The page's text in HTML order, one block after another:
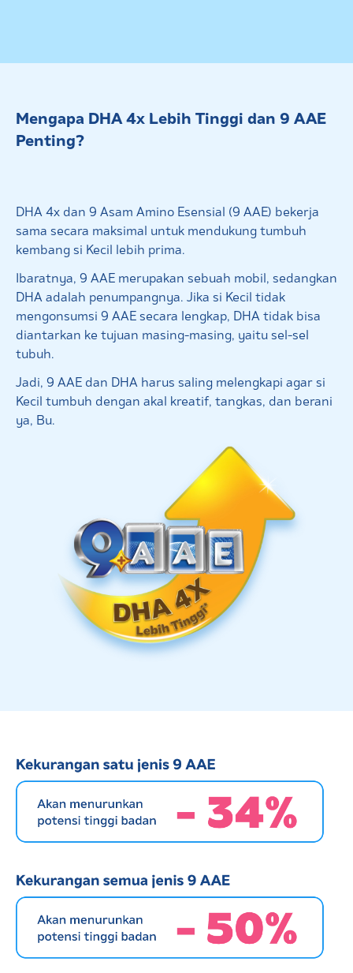
Mengapa DHA 4x Lebih Tinggi dan 9 AAE
Penting?
DHA 4x dan 9 Asam Amino Esensial (9 AAE) bekerja
sama secara maksimal untuk mendukung tumbuh
kembang si Kecil lebih prima.
Ibaratnya, 9 AAE merupakan sebuah mobil, sedangkan
DHA adalah penumpangnya. Jika si Kecil tidak
mengonsumsi 9 AAE secara lengkap, DHA tidak bisa
diantarkan ke tujuan masing-masing, yaitu sel-sel
tubuh.
Jadi, 9 AAE dan DHA harus saling melengkapi agar si
Kecil tumbuh dengan akal kreatif, tangkas, dan berani
ya, Bu.